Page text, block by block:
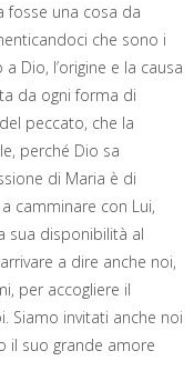
fosse una cosa da
che sono i
Dio, l’origine e la causa
da ogni forma di
peccato, che la
perché Dio sa
di Maria è di
camminare con Lui,
sua disponibilità al
a dire anche noi,
per accogliere il
Siamo invitati anche noi
il suo grande amore